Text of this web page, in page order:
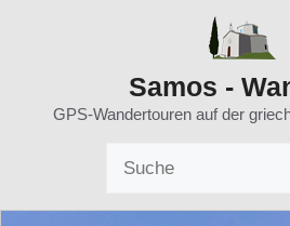
Samos -
GPS-Wandertouren auf der